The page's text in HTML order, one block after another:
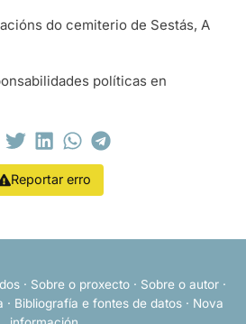
do cemiterio de Sestás, A
políticas en
Reportar erro
· Sobre o proxecto· Sobre o autor·
· Bibliografía e fontes de datos· Nova